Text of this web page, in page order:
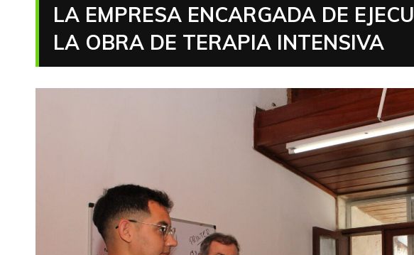
LA EMPRESA ENCARGADA DE
LA OBRA DE TERAPIA INTENSIVA